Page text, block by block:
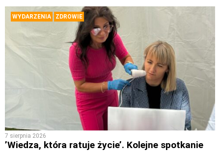
WYDARZENIA ZDROWIE
7 sierpnia 2026
’Wiedza, która ratuje życie’. Kolejne spotkanie